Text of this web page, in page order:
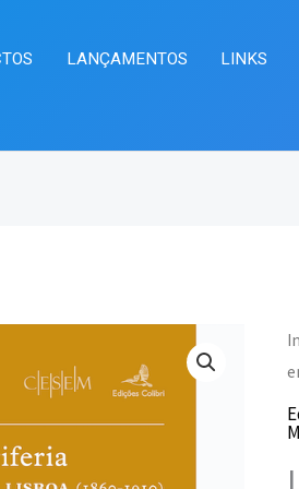
LANÇAMENTOS LINKS